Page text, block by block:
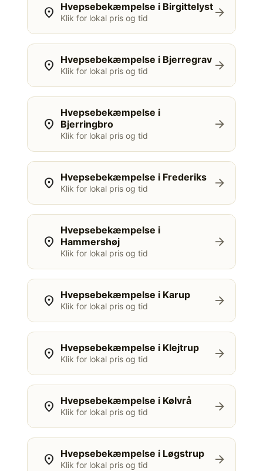
location_on Hvepsebekæmpelse i Birgittelyst
Klik for lokal pris og tid arrow_forward
location_on Hvepsebekæmpelse i Bjerregrav
Klik for lokal pris og tid arrow_forward
location_on
Hvepsebekæmpelse i
Bjerringbro
Klik for lokal pris og tid
arrow_forward
location_on Hvepsebekæmpelse i Frederiks
Klik for lokal pris og tid arrow_forward
location_on
Hvepsebekæmpelse i
Hammershøj
Klik for lokal pris og tid
arrow_forward
location_on Hvepsebekæmpelse i Karup
Klik for lokal pris og tid arrow_forward
location_on Hvepsebekæmpelse i Klejtrup
Klik for lokal pris og tid arrow_forward
location_on Hvepsebekæmpelse i Kølvrå
Klik for lokal pris og tid arrow_forward
location_on Hvepsebekæmpelse i Løgstrup
Klik for lokal pris og tid arrow_forward